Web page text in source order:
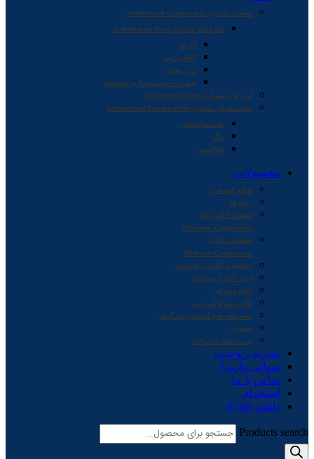
قطعات معماری Architectural Components
سازه های معماری Architectural Parts
آجرها
اقلام تزئینی
در و پنجره
تجهیزات هوشمندسازی ساختمان
ابزارهای معماری Architectural Tools
مواد مصرفی معماری Architectural Consumables
ملات ساختمانی
رنگ
فنداسیون
محصولات
صنایع آموزشی
ربات ها
قطعات الکترونیک
Electronic Components
قطعات مکانیک
Mechanic Components
خلاقیت اریگامی و کاردستی
ابزار آلات و تجهیزات
اقلام مصرفی
کتاب و منابع آموزشی
همه بسته های آموزشی-سرگرمی
معماری
لیست همه محصولات
نشریه ربوچیپ
سوالی دارید؟
تماس با ما
استخدام
دانلود iCode
Products search